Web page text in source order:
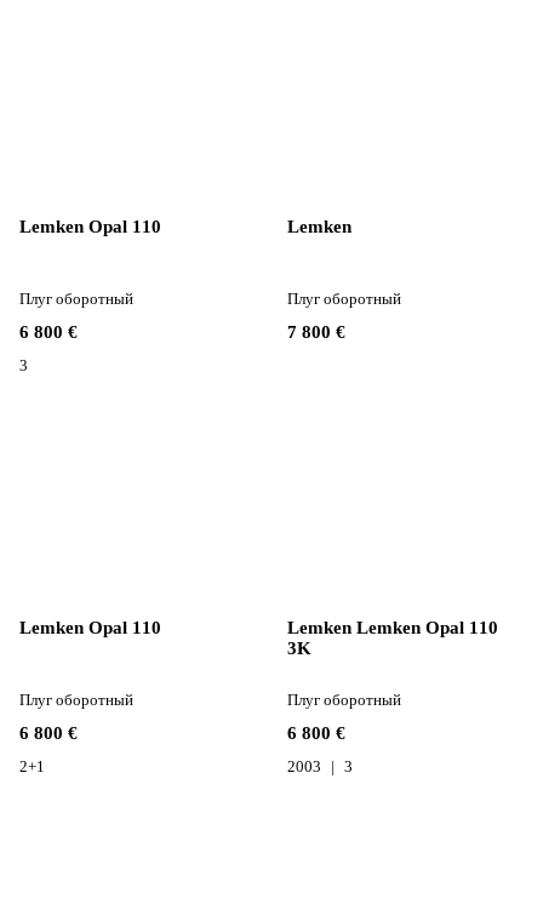
Lemken Opal 110
6 800 €
Плуг оборотный
3
Lemken
7 800 €
Плуг оборотный
Lemken Opal 110
6 800 €
Плуг оборотный
2+1
Lemken Lemken Opal 110
3K
6 800 €
Плуг оборотный
2003 3